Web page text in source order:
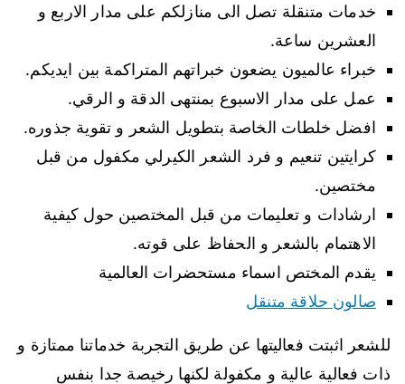
خدمات متنقلة تصل الى منازلكم على مدار الاربع و
العشرين ساعة.
خبراء عالميون يضعون خبراتهم المتراكمة بين ايديكم.
عمل على مدار الاسبوع بمنتهى الدقة و الرقي.
افضل خلطات الخاصة بتطويل الشعر و تقوية جذوره.
كرايتين تنعيم و فرد الشعر الكيرلي مكفول من قبل
مختصين.
ارشادات و تعليمات من قبل المختصين حول كيفية
الاهتمام بالشعر و الحفاظ على قوته.
يقدم المختص اسماء مستحضرات العالمية
صالون حلاقة متنقل
للشعر اثبتت فعاليتها عن طريق التجربة خدماتنا ممتازة و
ذات فعالية عالية و مكفولة لكنها رخيصة جدا بنفس